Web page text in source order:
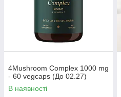
4Mushroom Complex 1000 mg
- 60 vegcaps (До 02.27)
В наявності